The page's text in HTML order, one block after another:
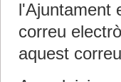
l'Ajuntament
correu
aquest